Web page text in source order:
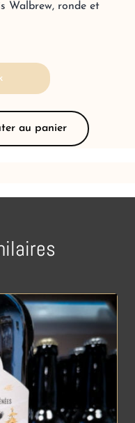
Walbrew, ronde et
au panier